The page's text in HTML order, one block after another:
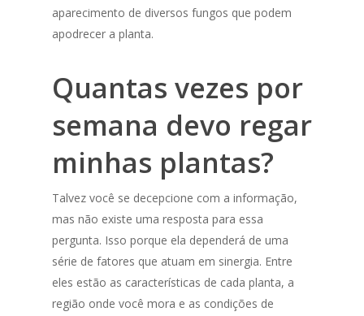
aparecimento de diversos fungos que podem
apodrecer a planta.
Quantas vezes por
semana devo regar
minhas plantas?
Talvez você se decepcione com a informação,
mas não existe uma resposta para essa
pergunta. Isso porque ela dependerá de uma
série de fatores que atuam em sinergia. Entre
eles estão as características de cada planta, a
região onde você mora e as condições de